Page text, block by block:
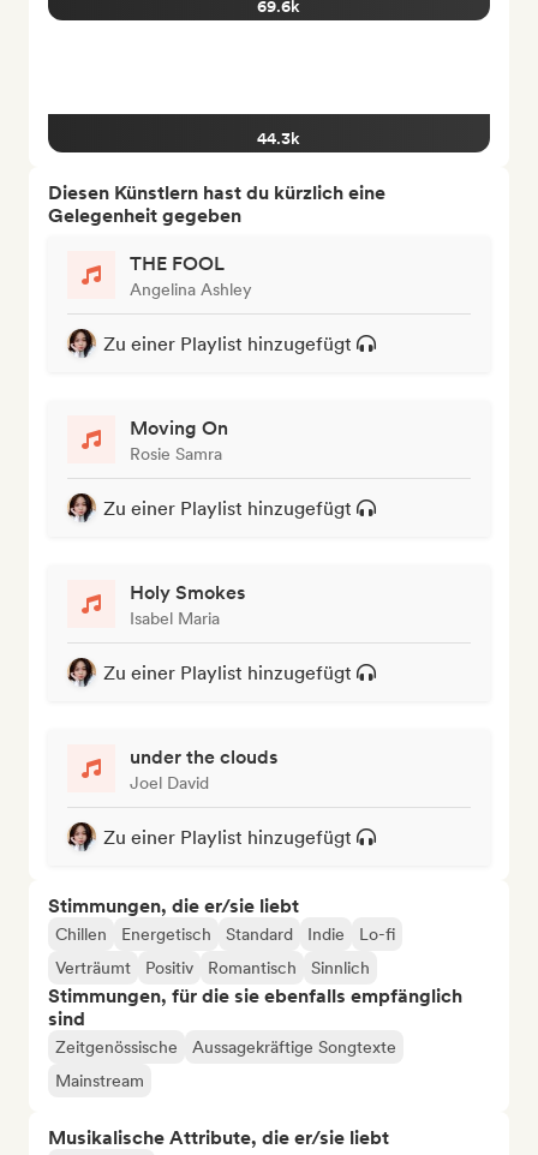
69.6k
44.3k
Diesen Künstlern hast du kürzlich eine
Gelegenheit gegeben
THE FOOL
Angelina Ashley
Zu einer Playlist hinzugefügt
Moving On
Rosie Samra
Zu einer Playlist hinzugefügt
Holy Smokes
Isabel Maria
Zu einer Playlist hinzugefügt
under the clouds
Joel David
Zu einer Playlist hinzugefügt
Stimmungen, die er/sie liebt
Chillen Energetisch Standard Indie
Lo-fi
Verträumt
Positiv Romantisch Sinnlich
Stimmungen, für die sie ebenfalls empfänglich
sind
Zeitgenössische
Aussagekräftige Songtexte
Mainstream
Musikalische Attribute, die er/sie liebt